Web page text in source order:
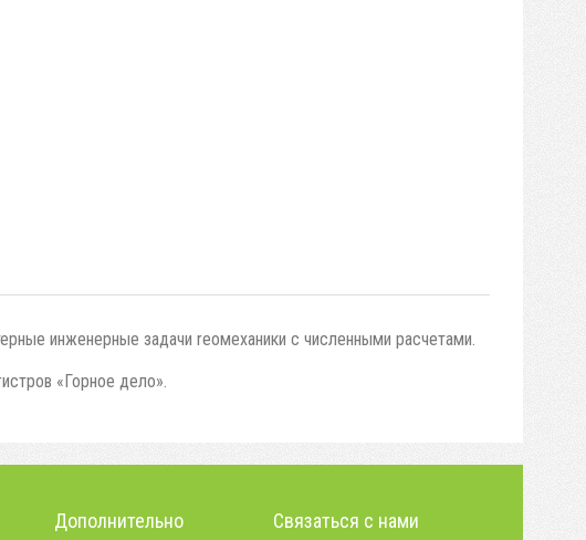
инженерные задачи rеомеханики с численными расчетами.
«Горное дело».
Дополнительно Связаться с нами